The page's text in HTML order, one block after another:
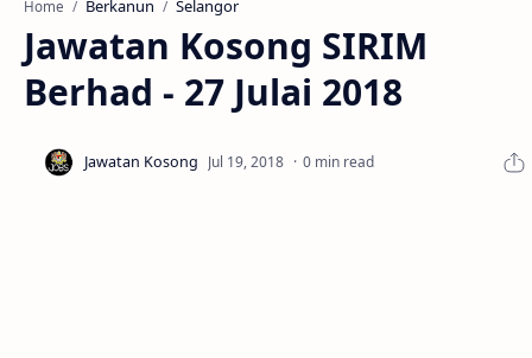
Home Berkanun Selangor
Jawatan Kosong SIRIM
Berhad - 27 Julai 2018
0 min read